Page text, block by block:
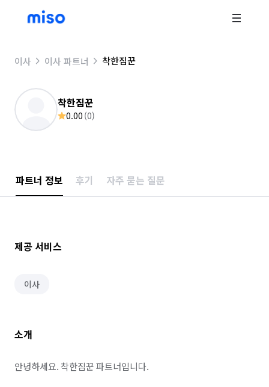
이사 이사 파트너 착한짐꾼
착한짐꾼
0.00 (0)
파트너 정보 후기 자주 묻는 질문
제공 서비스
이사
소개
안녕하세요. 착한짐꾼 파트너입니다.